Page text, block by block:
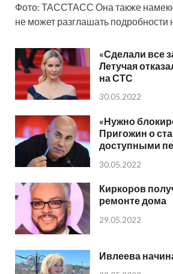
Фото: ТАССТАСС Она также
не может разглашать подробности
«Сделали все
Летучая
на СТС
30.05.2022
«Нужно
Пригожин о
доступными
30.05.2022
Киркоров
ремонте дома
29.05.2022
Ивлеева